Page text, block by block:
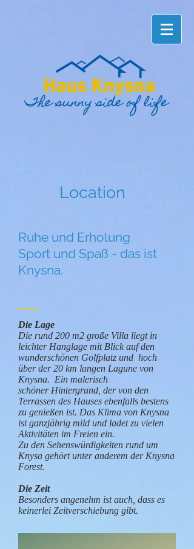
Location
Ruhe und Erholung
Sport und Spaß - das ist
Knysna.
Die Lage
Die rund 200 m2 große Villa liegt in
leichter Hanglage mit Blick auf den
wunderschönen Golfplatz und hoch
über der 20 km langen Lagune von
Knysna. Ein malerisch
schöner Hintergrund, der von den
Terrassen des Hauses ebenfalls bestens
zu genießen ist. Das Klima von Knysna
ist ganzjährig mild und ladet zu vielen
Aktivitäten im Freien ein.
Zu den Sehenswürdigkeiten rund um
Knysa gehört unter anderem der Knysna
Forest.
Die Zeit
Besonders angenehm ist auch, dass es
keinerlei Zeitverschiebung gibt.